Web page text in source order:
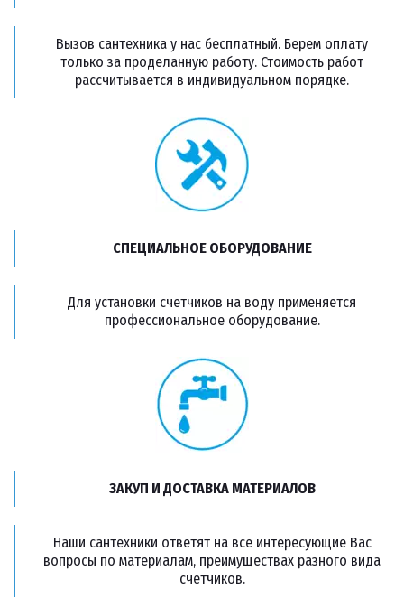
Вызов сантехника у нас бесплатный. Берем оплату
только за проделанную работу. Стоимость работ
рассчитывается в индивидуальном порядке.
СПЕЦИАЛЬНОЕ ОБОРУДОВАНИЕ
Для установки счетчиков на воду применяется
профессиональное оборудование.
ЗАКУП И ДОСТАВКА МАТЕРИАЛОВ
Наши сантехники ответят на все интересующие Вас
вопросы по материалам, преимуществах разного вида
счетчиков.